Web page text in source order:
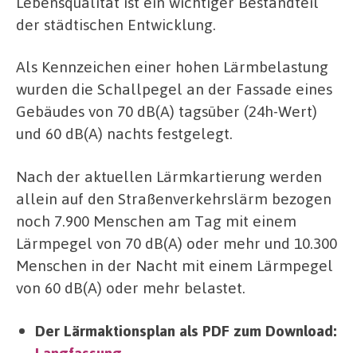
der städtischen Entwicklung.
Als Kennzeichen einer hohen Lärmbelastung
wurden die Schallpegel an der Fassade eines
Gebäudes von 70 dB(A) tagsüber (24h-Wert)
und 60 dB(A) nachts festgelegt.
Nach der aktuellen Lärmkartierung werden
allein auf den Straßenverkehrslärm bezogen
noch 7.900 Menschen am Tag mit einem
Lärmpegel von 70 dB(A) oder mehr und 10.300
Menschen in der Nacht mit einem Lärmpegel
von 60 dB(A) oder mehr belastet.
Der Lärmaktionsplan als PDF zum Download: